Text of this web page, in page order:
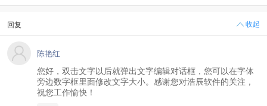
回复 收起
陈艳红
您好，双击文字以后就弹出文字编辑对话框，您可以在字体
旁边数字框里面修改文字大小。感谢您对浩辰软件的关注，
祝您工作愉快！